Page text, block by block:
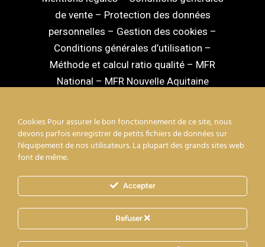
de vente– Protection des données
personnelles – Gestion des cookies –
Conditions générales d’utilisation –
Méthode et calcul ratio qualité – MFR
National – MFR Nouvelle Aquitaine
facebook linkedin youtube instagram
mixcloud
Cookies Pour assurer le bon fonctionnement de ce site, nous
devons parfois enregistrer de petits fichiers de données sur
l'équipement de nos utilisateurs. La plupart des grands sites web
font de même.
Accepter
Refuser